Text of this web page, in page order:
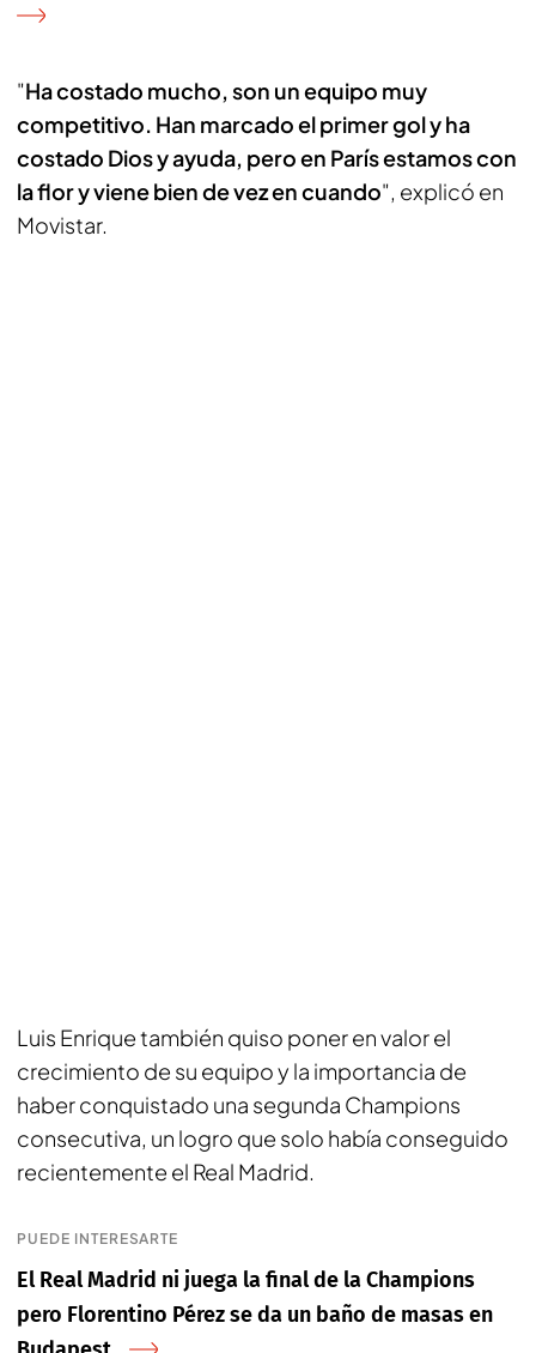
"Ha costado mucho, son un equipo muy
competitivo. Han marcado el primer gol y ha
costado Dios y ayuda, pero en París estamos con
la flor y viene bien de vez en cuando", explicó en
Movistar.
Luis Enrique también quiso poner en valor el
crecimiento de su equipo y la importancia de
haber conquistado una segunda Champions
consecutiva, un logro que solo había conseguido
recientemente el Real Madrid.
PUEDE INTERESARTE
El Real Madrid ni juega la final de la Champions
pero Florentino Pérez se da un baño de masas en